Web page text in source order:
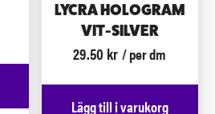
LYCRA HOLOGRAM
VIT-SILVER
29.50 kr / per dm
Lägg till i varukorg